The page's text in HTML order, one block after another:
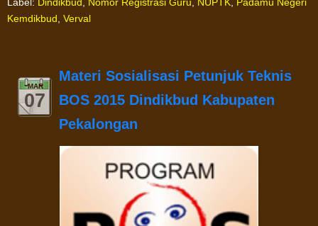
Kemdikbud Verval
MAR
07
Materi Sosialisasi Petunjuk Teknis
BOS 2015 Dindikbud Kabupaten
Pekalongan